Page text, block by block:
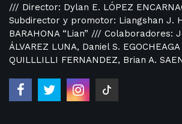
/// Director: Dylan E. LÓPEZ
Subdirector y promotor: Liangshan J.
BARAHONA “Lian” /// Colaboradores:
ÁLVAREZ LUNA, Daniel S.
QUILLLILLI FERNANDEZ, Brian A.